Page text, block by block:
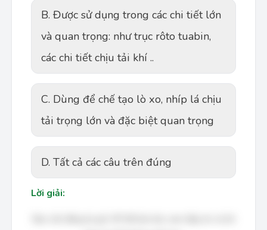
B. Được sử dụng trong các chi tiết lớn
và quan trọng: như trục rôto tuabin,
các chi tiết chịu tải khí ..
C. Dùng để chế tạo lò xo, nhíp lá chịu
tải trọng lớn và đặc biệt quan trọng
D. Tất cả các câu trên đúng
Lời giải: